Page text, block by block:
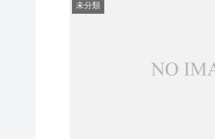
未分類